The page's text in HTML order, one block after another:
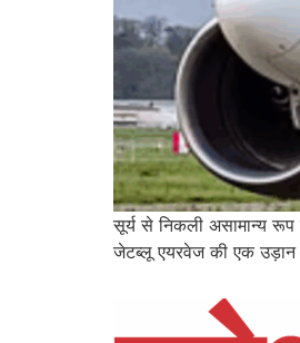
सूर्य से निकली असामान्य
जेटब्लू एयरवेज की एक उड़ान